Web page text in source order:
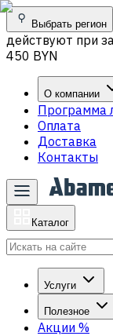
Выбрать регион
действуют при
450 BYN
О компании
Программа
Оплата
Доставка
Контакты
Каталог
Услуги
Полезное
Акции %